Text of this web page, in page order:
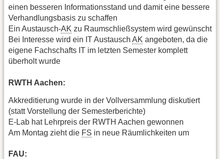
einen besseren Informationsstand und damit eine bessere
Verhandlungsbasis zu schaffen
Ein Austausch-AK zu Raumschließsystem wird gewünscht
Bei Interesse wird ein IT Austausch AK angeboten, da die
eigene Fachschafts IT im letzten Semester komplett
überholt wurde
RWTH Aachen:
Akkreditierung wurde in der Vollversammlung diskutiert
(statt Vorstellung der Semesterberichte)
E-Lab hat Lehrpreis der RWTH Aachen gewonnen
Am Montag zieht die FS in neue Räumlichkeiten um
FAU: